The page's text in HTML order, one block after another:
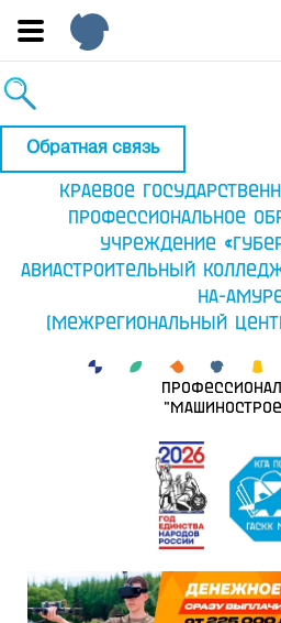
Обратная связь
Краевое
профессиональное
учреждение
авиастроительный
на-
(Межрегиональный